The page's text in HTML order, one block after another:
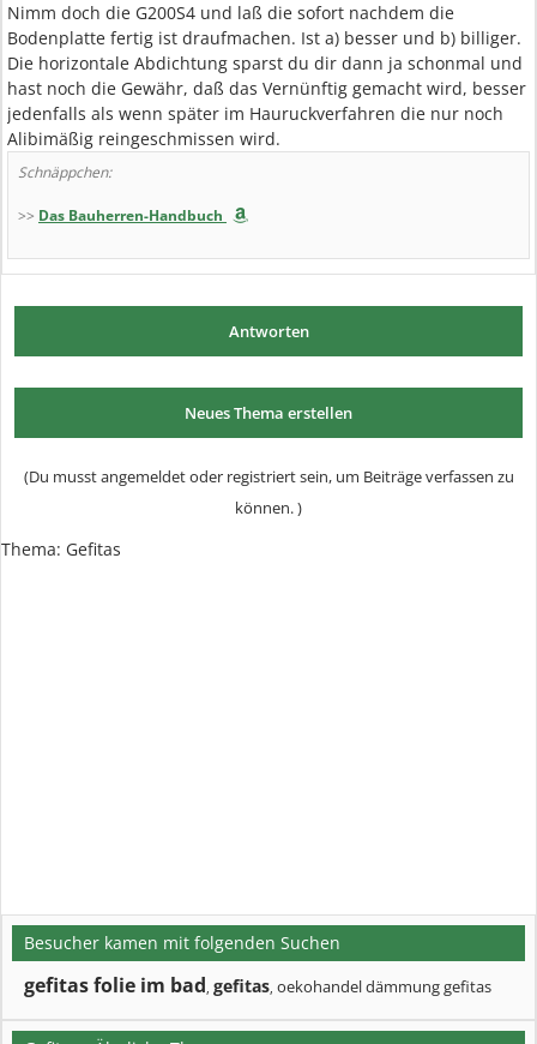
Nimm doch die G200S4 und laß die sofort nachdem die
Bodenplatte fertig ist draufmachen. Ist a) besser und b) billiger.
Die horizontale Abdichtung sparst du dir dann ja schonmal und
hast noch die Gewähr, daß das Vernünftig gemacht wird, besser
jedenfalls als wenn später im Hauruckverfahren die nur noch
Alibimäßig reingeschmissen wird.
Schnäppchen:
>> Das Bauherren-Handbuch
Antworten
Neues Thema erstellen
(Du musst angemeldet oder registriert sein, um Beiträge verfassen zu
können. )
Thema: Gefitas
Besucher kamen mit folgenden Suchen
gefitas folie im bad, gefitas, oekohandel dämmung gefitas